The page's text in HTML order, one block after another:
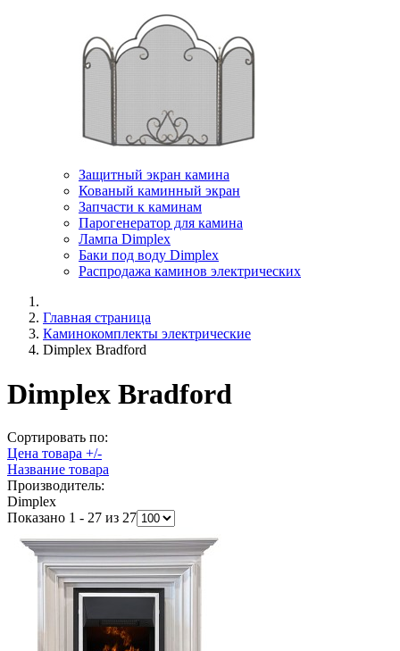
Защитный экран камина
Кованый каминный экран
Запчасти к каминам
Парогенератор для камина
Лампа Dimplex
Баки под воду Dimplex
Распродажа каминов электрических
Главная страница
Каминокомплекты электрические
Dimplex Bradford
Dimplex Bradford
Сортировать по:
Цена товара +/-
Название товара
Производитель:
Dimplex
Показано 1 - 27 из 27